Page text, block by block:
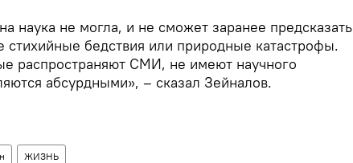
наука не могла, и не сможет заранее предсказать
стихийные бедствия или природные катастрофы.
распространяют СМИ, не имеют научного
абсурдными», – сказал Зейналов.
ЖИЗНЬ